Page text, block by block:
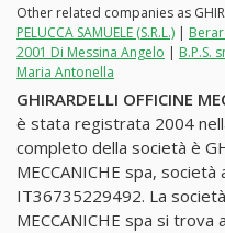
Other related companies as
PELUCCA SAMUELE (S.R.L.) |
2001 Di Messina Angelo | B.P.S.
Maria Antonella
GHIRARDELLI OFFICINE
è stata registrata 2004
completo della società è
MECCANICHE spa,
IT36735229492. La
MECCANICHE spa si